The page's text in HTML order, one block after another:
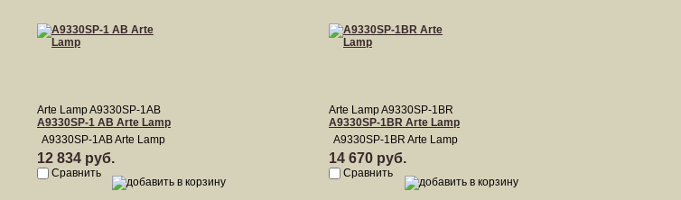
Arte Lamp A9330SP-1AB
A9330SP-1 AB Arte Lamp
A9330SP-1AB Arte Lamp
12 834 руб.
Сравнить
Arte Lamp A9330SP-1BR
A9330SP-1BR Arte Lamp
A9330SP-1BR Arte Lamp
14 670 руб.
Сравнить